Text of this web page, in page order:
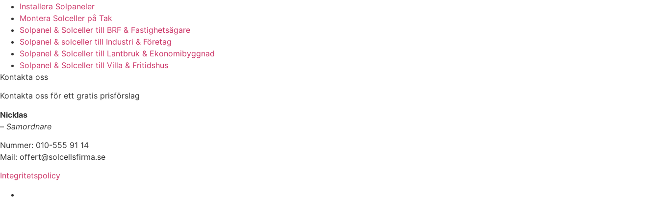
Installera Solpaneler
Montera Solceller på Tak
Solpanel & Solceller till BRF & Fastighetsägare
Solpanel & solceller till Industri & Företag
Solpanel & Solceller till Lantbruk & Ekonomibyggnad
Solpanel & Solceller till Villa & Fritidshus
Kontakta oss
Kontakta oss för ett gratis prisförslag
Nicklas
– Samordnare
Nummer: 010-555 91 14
Mail: offert@solcellsfirma.se
Integritetspolicy